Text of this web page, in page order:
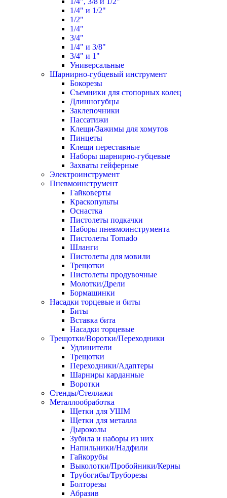
1/4" и 1/2"
1/2"
1/4"
3/4"
1/4" и 3/8"
3/4" и 1"
Универсальные
Шарнирно-губцевый инструмент
Бокорезы
Съемники для стопорных колец
Длинногубцы
Заклепочники
Пассатижи
Клещи/Зажимы для хомутов
Пинцеты
Клещи переставные
Наборы шарнирно-губцевые
Захваты гейферные
Электроинструмент
Пневмоинструмент
Гайковерты
Краскопульты
Оснастка
Пистолеты подкачки
Наборы пневмоинструмента
Пистолеты Tornado
Шланги
Пистолеты для мовили
Трещотки
Пистолеты продувочные
Молотки/Дрели
Бормашинки
Насадки торцевые и биты
Биты
Вставка бита
Насадки торцевые
Трещотки/Воротки/Переходники
Удлинители
Трещотки
Переходники/Адаптеры
Шарниры карданные
Воротки
Стенды/Стеллажи
Металлообработка
Щетки для УШМ
Щетки для металла
Дыроколы
Зубила и наборы из них
Напильники/Надфили
Гайкорубы
Выколотки/Пробойники/Керны
Трубогибы/Труборезы
Болторезы
Абразив